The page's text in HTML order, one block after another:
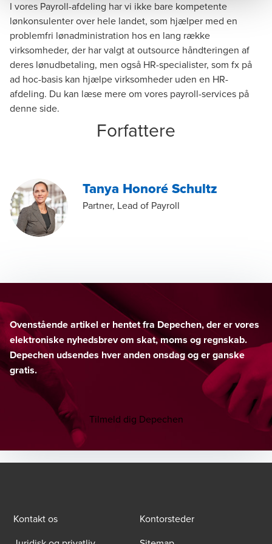
I vores Payroll-afdeling har vi ikke bare kompetente
lønkonsulenter over hele landet, som hjælper med en
problemfri lønadministration hos en lang række
virksomheder, der har valgt at outsource håndteringen af
deres lønudbetaling, men også HR-specialister, som fx på
ad hoc-basis kan hjælpe virksomheder uden en HR-
afdeling. Du kan læse mere om vores payroll-services på
denne side.
Forfattere
Tanya Honoré Schultz
Partner, Lead of Payroll
Ovenstående artikel er hentet fra Depechen, der er vores
elektroniske nyhedsbrev om skat, moms og regnskab.
Depechen udsendes hver anden onsdag og er ganske
gratis.
Tilmeld dig Depechen
Kontakt os
Kontorsteder